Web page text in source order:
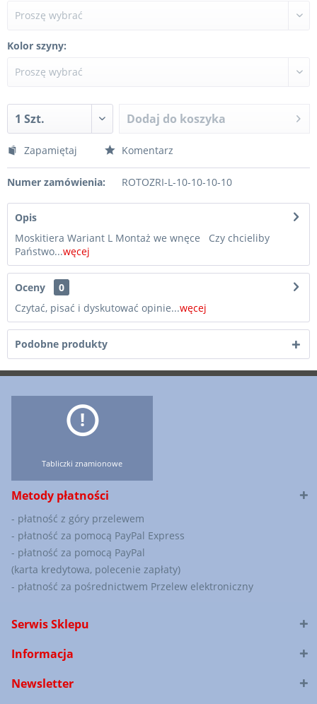
Kolor szyny:
Dodaj do koszyka
Zapamiętaj Komentarz
Numer zamówienia: ROTOZRI-L-10-10-10-10
Opis
Moskitiera Wariant L Montaż we wnęce Czy chcieliby
Państwo...węcej
Oceny
0
Czytać, pisać i dyskutować opinie...węcej
Podobne produkty
Tabliczki znamionowe
Metody płatności
- płatność z góry przelewem
- płatność za pomocą PayPal Express
- płatność za pomocą PayPal
(karta kredytowa, polecenie zapłaty)
- płatność za pośrednictwem Przelew elektroniczny
Serwis Sklepu
Informacja
Newsletter